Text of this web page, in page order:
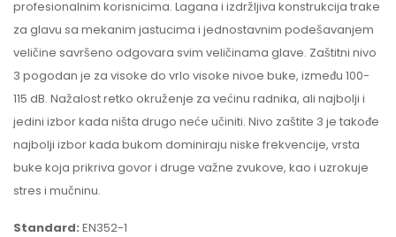
profesionalnim korisnicima. Lagana i izdržljiva konstrukcija trake
za glavu sa mekanim jastucima i jednostavnim podešavanjem
veličine savršeno odgovara svim veličinama glave. Zaštitni nivo
3 pogodan je za visoke do vrlo visoke nivoe buke, između 100-
115 dB. Nažalost retko okruženje za većinu radnika, ali najbolji i
jedini izbor kada ništa drugo neće učiniti. Nivo zaštite 3 je takođe
najbolji izbor kada bukom dominiraju niske frekvencije, vrsta
buke koja prikriva govor i druge važne zvukove, kao i uzrokuje
stres i mučninu.
Standard: EN352-1